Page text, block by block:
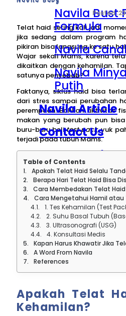
Navila Bust
Formula
Navila
Navila
Putih
Navila Article
Contact Us
About Navila
Telat haid sering kali jadi
jika sedang dalam program
pikiran bisa langsung ke satu
Wajar sekali Mams, karena
dikaitkan dengan kehamilan.
satunya penyebab?
Faktanya, siklus haid bisa
dari stres sampai perubahan
perempuan. Bahkan aktivitas
makan yang berubah pun
buru-buru belitest pack, yuk
terjadi pada tubuh Mams.
Table of Contents
Apakah Telat Haid Selalu
Berapa Hari Telat Haid Bisa
Cara Membedakan Telat
Cara Mengetahui Hamil atau
1. Tes Kehamilan (Test
2. Suhu Basal Tubuh
3. Ultrasonografi (USG)
4. Konsultasi Medis
Kapan Harus Khawatir Jika
A Word From Navila
References
Apakah Telat
Kehamilan?